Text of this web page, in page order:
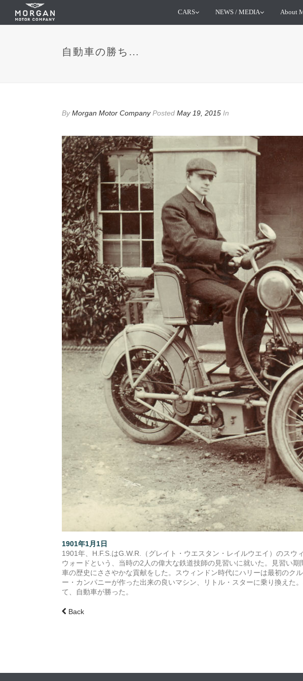
CARS NEWS / MEDIA About
自動車の勝ち…
ByMorgan Motor Company Posted May 19, 2015 In
1901年1月1日
1901年、H.F.S.はG.W.R.（グレイト・ウエスタン・レイルウエイ）のス
ウォードという、当時の2人の偉大な鉄道技師の見習いに就いた。見習い
車の歴史にささやかな貢献をした。スウィンドン時代にハリーは最初のク
ー・カンパニーが作った出来の良いマシン、リトル・スターに乗り換えた
て、自動車が勝った。
Back